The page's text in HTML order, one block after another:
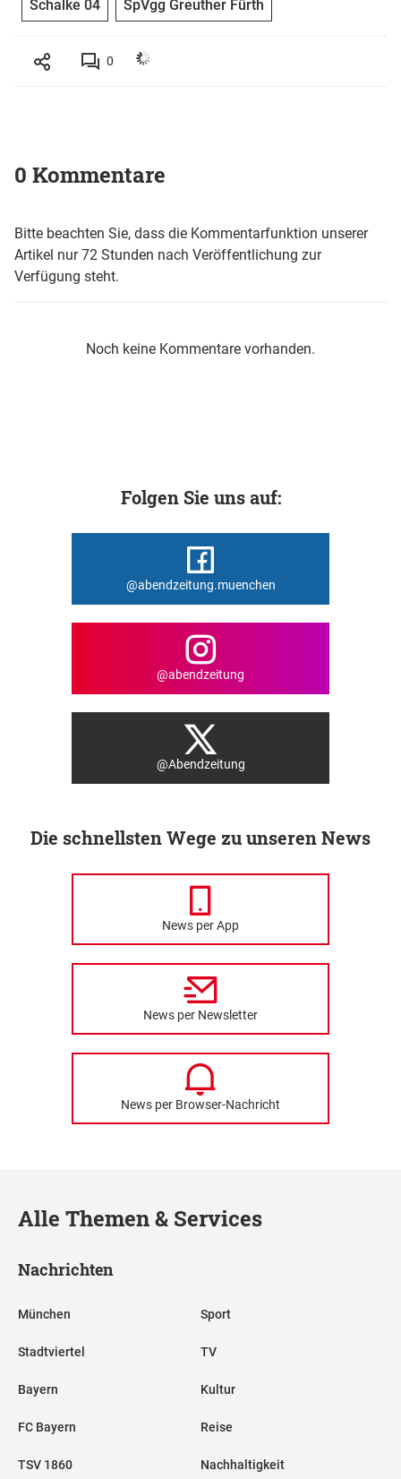
Schalke 04 SpVgg Greuther Fürth
0
0 Kommentare
Bitte beachten Sie, dass die Kommentarfunktion unserer
Artikel nur 72 Stunden nach Veröffentlichung zur
Verfügung steht.
Noch keine Kommentare vorhanden.
Folgen Sie uns auf:
@abendzeitung.muenchen
@abendzeitung
@Abendzeitung
Die schnellsten Wege zu unseren News
News per App
News per Newsletter
News per Browser-Nachricht
Alle Themen & Services
Nachrichten
München
Stadtviertel
Bayern
FC Bayern
TSV 1860
Sport
TV
Kultur
Reise
Nachhaltigkeit